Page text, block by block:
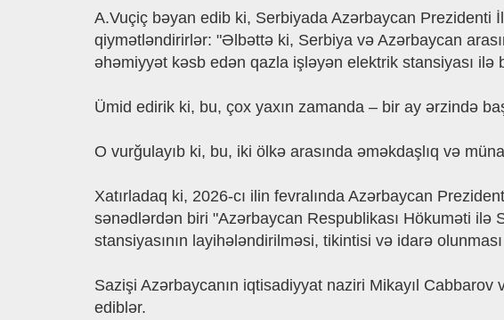
A.Vuçiç bəyan edib ki, Serbiyada Azərbaycan
qiymətləndirirlər: "Əlbəttə ki, Serbiya və Azərbaycan
əhəmiyyət kəsb edən qazla işləyən elektrik stansiyası
Ümid edirik ki, bu, çox yaxın zamanda – bir ay ərzində
O vurğulayıb ki, bu, iki ölkə arasında əməkdaşlıq və
Xatırladaq ki, 2026-cı ilin fevralında Azərbaycan
sənədlərdən biri "Azərbaycan Respublikası Hökuməti ilə
stansiyasının layihələndirilməsi, tikintisi və idarə
Sazişi Azərbaycanın iqtisadiyyat naziri Mikayıl
ediblər.